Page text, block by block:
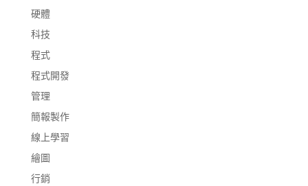
硬體
科技
程式
程式開發
管理
簡報製作
線上學習
繪圖
行銷